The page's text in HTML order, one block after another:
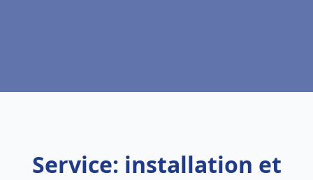
Service: installation et